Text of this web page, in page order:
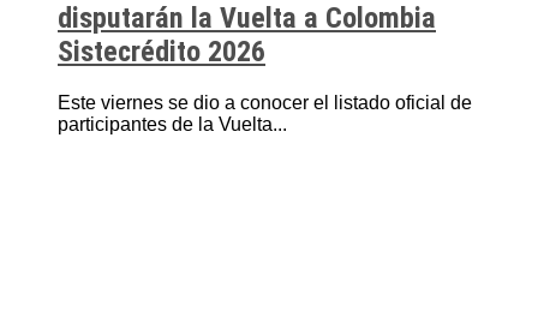
disputarán la Vuelta a Colombia
Sistecrédito 2026
Este viernes se dio a conocer el listado oficial de
participantes de la Vuelta...